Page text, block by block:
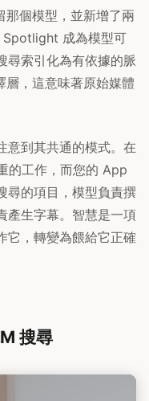
那個模型，並新增了兩
Spotlight 成為模型可
尋索引化為有依據的脈
，這意味著原始媒體
意到其共通的模式。在
的工作，而您的 App
尋的項目，模型負責撰
產生字幕。智慧是一項
它，轉變為餵給它正確
搜尋